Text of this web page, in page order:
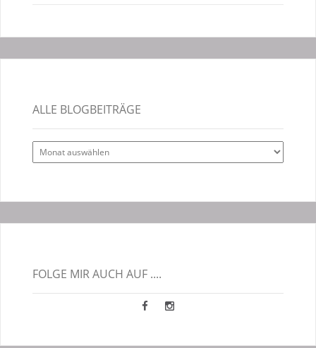
ALLE BLOGBEITRÄGE
Alle
Blogbeiträge
FOLGE MIR AUCH AUF ....